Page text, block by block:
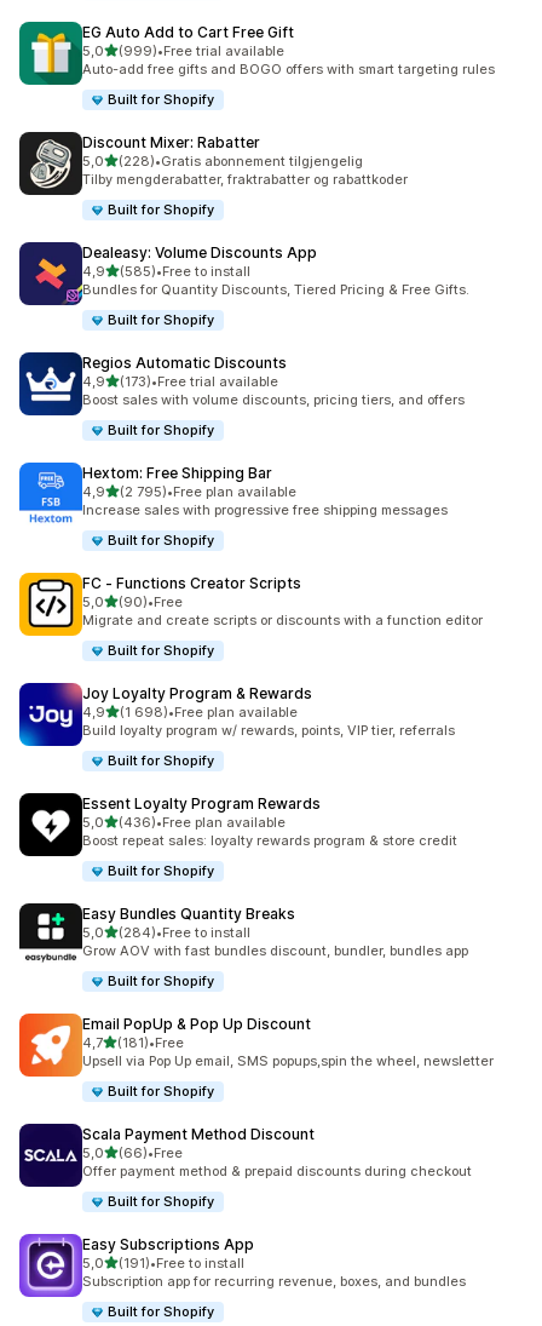
EG Auto Add to Cart Free Gift
5,0av 5 stjerner
(999)
Totalt 999 omtaler
•Free trial available
Auto-add free gifts and BOGO offers with smart targeting rules
Built for Shopify
Discount Mixer: Rabatter
5,0av 5 stjerner
(228)
Totalt 228 omtaler
•Gratis abonnement tilgjengelig
Tilby mengderabatter, fraktrabatter og rabattkoder
Built for Shopify
Dealeasy: Volume Discounts App
4,9av 5 stjerner
(585)
Totalt 585 omtaler
•Free to install
Bundles for Quantity Discounts, Tiered Pricing & Free Gifts.
Built for Shopify
Regios Automatic Discounts
4,9av 5 stjerner
(173)
Totalt 173 omtaler
•Free trial available
Boost sales with volume discounts, pricing tiers, and offers
Built for Shopify
Hextom: Free Shipping Bar
4,9av 5 stjerner
(2 795)
Totalt 2795 omtaler
•Free plan available
Increase sales with progressive free shipping messages
Built for Shopify
FC ‑ Functions Creator Scripts
5,0av 5 stjerner
(90)
Totalt 90 omtaler
•Free
Migrate and create scripts or discounts with a function editor
Built for Shopify
Joy Loyalty Program & Rewards
4,9av 5 stjerner
(1 698)
Totalt 1698 omtaler
•Free plan available
Build loyalty program w/ rewards, points, VIP tier, referrals
Built for Shopify
Essent Loyalty Program Rewards
5,0av 5 stjerner
(436)
Totalt 436 omtaler
•Free plan available
Boost repeat sales: loyalty rewards program & store credit
Built for Shopify
Easy Bundles Quantity Breaks
5,0av 5 stjerner
(284)
Totalt 284 omtaler
•Free to install
Grow AOV with fast bundles discount, bundler, bundles app
Built for Shopify
Email PopUp & Pop Up Discount
4,7av 5 stjerner
(181)
Totalt 181 omtaler
•Free
Upsell via Pop Up email, SMS popups,spin the wheel, newsletter
Built for Shopify
Scala Payment Method Discount
5,0av 5 stjerner
(66)
Totalt 66 omtaler
•Free
Offer payment method & prepaid discounts during checkout
Built for Shopify
Easy Subscriptions App
5,0av 5 stjerner
(191)
Totalt 191 omtaler
•Free to install
Subscription app for recurring revenue, boxes, and bundles
Built for Shopify